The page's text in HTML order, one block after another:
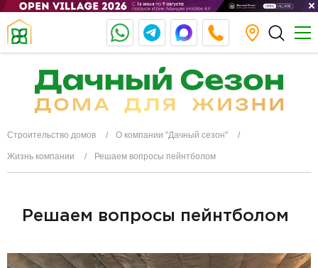
Строительство домов О компании "Дачный сезон"
Жизнь компании Решаем вопросы пейнтболом
Решаем вопросы пейнтболом